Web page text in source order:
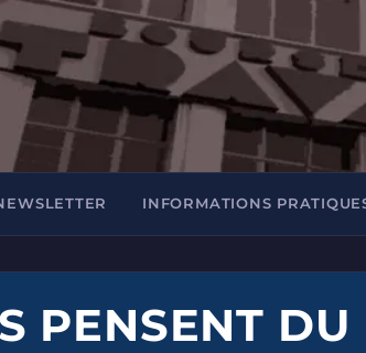
INFORMATIONS
PENSENT DU